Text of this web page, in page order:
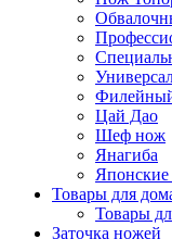
Цай Дао
Шеф нож
Янагиба
Товары для
Товары
Заточка ножей